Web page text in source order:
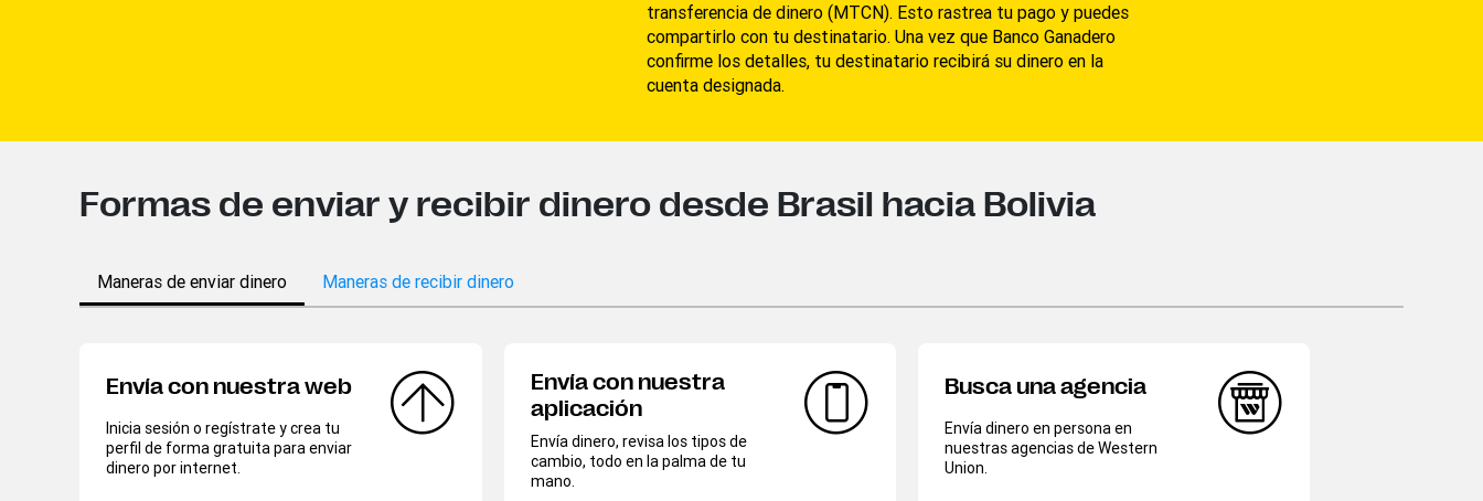
transferencia de dinero (MTCN). Esto rastrea tu pago y puedes
compartirlo con tu destinatario. Una vez que Banco Ganadero
confirme los detalles, tu destinatario recibirá su dinero en la
cuenta designada.
Formas de enviar y recibir dinero desde Brasil hacia Bolivia
Maneras de enviar dinero Maneras de recibir dinero
Envía con nuestra web
Inicia sesión o regístrate y crea tu
perfil de forma gratuita para enviar
dinero por internet.
Envía con nuestra
aplicación
Envía dinero, revisa los tipos de
cambio, todo en la palma de tu
mano.
Busca una agencia
Envía dinero en persona en
nuestras agencias de Western
Union.